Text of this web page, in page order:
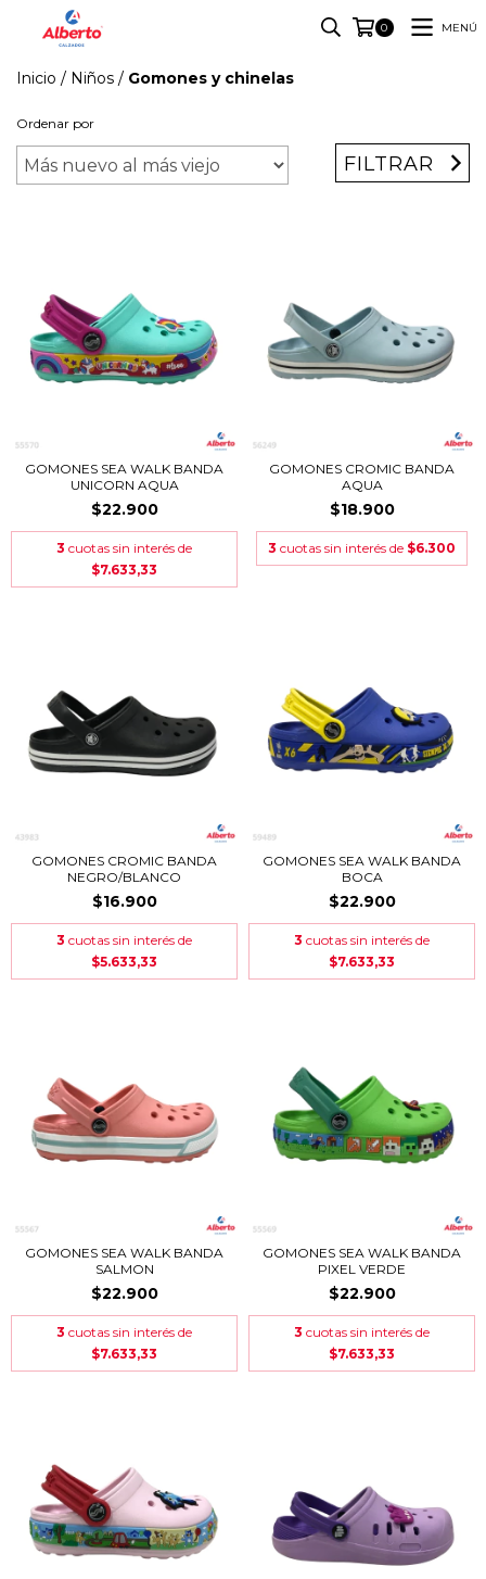
0 MENÚ
Inicio / Niños / Gomones y chinelas
Ordenar por
FILTRAR
GOMONES SEA WALK BANDA
UNICORN AQUA
$22.900
3 cuotas sin interés de
$7.633,33
GOMONES CROMIC BANDA
AQUA
$18.900
3 cuotas sin interés de $6.300
GOMONES CROMIC BANDA
NEGRO/BLANCO
$16.900
3 cuotas sin interés de
$5.633,33
GOMONES SEA WALK BANDA
BOCA
$22.900
3 cuotas sin interés de
$7.633,33
GOMONES SEA WALK BANDA
SALMON
$22.900
3 cuotas sin interés de
$7.633,33
GOMONES SEA WALK BANDA
PIXEL VERDE
$22.900
3 cuotas sin interés de
$7.633,33